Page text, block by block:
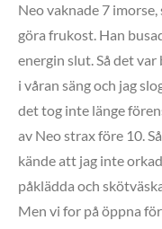
Neo vaknade 7
göra frukost. Han
energin slut. Så det var
i våran säng och jag
det tog inte länge
av Neo strax före 10.
kände att jag inte
påklädda och
Men vi for på öppna